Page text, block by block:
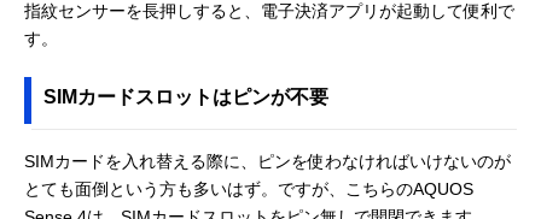
指紋センサーを長押しすると、電子決済アプリが起動して便利で
す。
SIMカードスロットはピンが不要
SIMカードを入れ替える際に、ピンを使わなければいけないのが
とても面倒という方も多いはず。ですが、こちらのAQUOS